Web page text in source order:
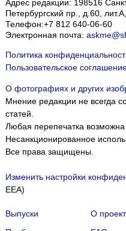
Адрес редакции: 198516
Петербургский пр., д.60,
Телефон:+7 812 640-06-60
Электронная почта:
Политика
Пользовательское
О фотографиях и других
Мнение редакции не всегда
статей.
Любая перепечатка возможна
Несанкционированное
Все права защищены.
Изменить настройки
EEA)
Выпуски
О